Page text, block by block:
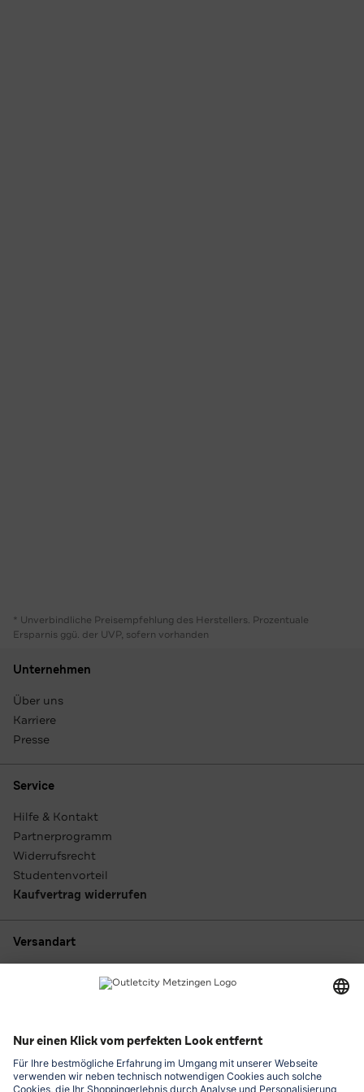
* Unverbindliche Preisempfehlung des Herstellers. Prozentuale
Ersparnis ggü. der UVP, sofern vorhanden
Unternehmen
Über uns
Karriere
Presse
Service
Hilfe & Kontakt
Partnerprogramm
Widerrufsrecht
Studentenvorteil
Kaufvertrag widerrufen
Versandart